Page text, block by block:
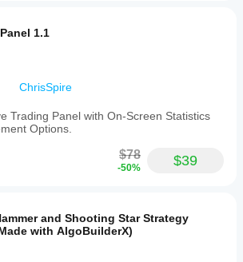
1.1
ChrisSpire
Trading Panel with On-Screen Statistics
Options.
$78
-50% $39
and Shooting Star Strategy
with AlgoBuilderX)